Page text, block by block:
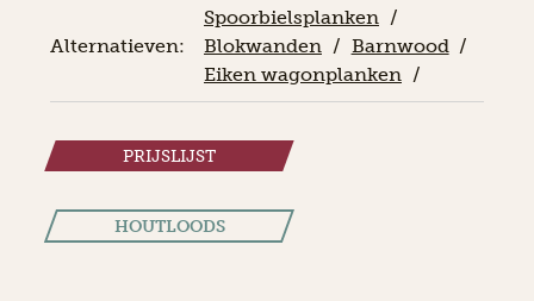
Alternatieven:
Spoorbielsplanken /
Blokwanden / Barnwood /
Eiken wagonplanken /
PRIJSLIJST
HOUTLOODS